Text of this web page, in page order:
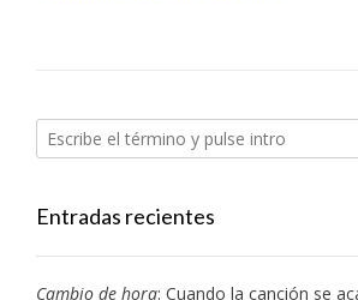
Entradas recientes
Cambio de hora: Cuando la canción se